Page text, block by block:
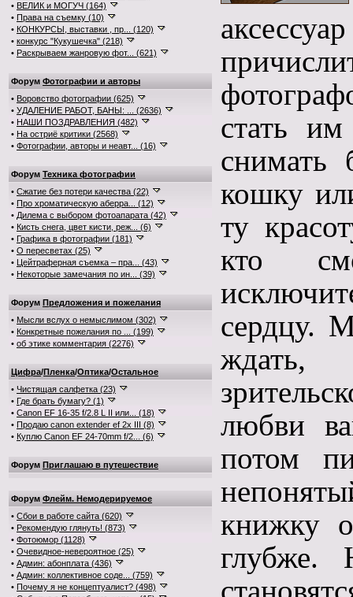
• ВЕЛИК и МОГУЧ (164)
• Права на съемку (10)
• КОНКУРСЫ, выставки , пр... (120)
• конкурс "Кукушечка" (218)
• Раскрываем жанровую фот... (621)
Форум Фотографии и авторы
• Воровство фотографии (625)
• УДАЛЕНИЕ РАБОТ, БАНЫ: ... (2636)
• НАШИ ПОЗДРАВЛЕНИЯ (482)
• На остриё критики (2568)
• Фотографии, авторы и неавт... (16)
Форум Техника фотографии
• Сжатие без потери качества (22)
• Про хроматическую аберра... (12)
• Дилема с выбором фотоапарата (42)
• Кисть снега, цвет кисти, реж... (6)
• Графика в фотографии (181)
• О пересветах (25)
• Цейтраферная съемка – пра... (43)
• Некоторые замечания по ин... (39)
Форум Предложения и пожелания
• Мысли вслух о немыслимом (302)
• Конкретные пожелания по ... (199)
• об этике комментария (2276)
Цифра/Пленка/Оптика/Остальное
• Чистящая салфетка (23)
• Где брать бумагу? (1)
• Canon EF 16-35 f/2.8 L II или... (18)
• Продаю canon extender ef 2x III (8)
• Куплю Canon EF 24-70mm f/2... (6)
Форум Приглашаю в путешествие
Форум Флейм. Немодерируемое
• Сбои в работе сайта (620)
• Рекомендую глянуть! (873)
• Фотоюмор (1128)
• Очевидное-невероятное (25)
• Админ: абонплата (436)
• Админ: коллективное соде... (759)
• Почему я не концептуалист? (498)
стать
снимать
кошку
ту
кто
сердцу.
ждать,
любви
потом
книжку
глубже.